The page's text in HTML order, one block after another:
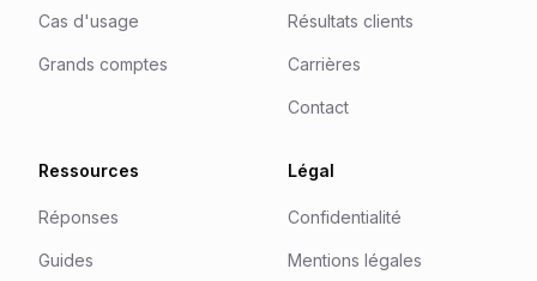
Cas d'usage
Grands comptes
Résultats clients
Carrières
Contact
Ressources
Réponses
Guides
Légal
Confidentialité
Mentions légales